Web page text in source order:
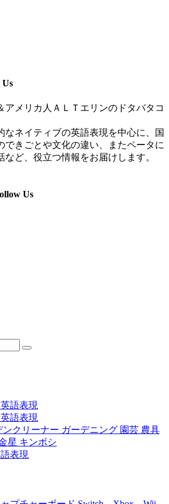
アメリカ人ＡＬＴエリンのドタバタコ
なネイティブの英語表現を中心に、国
できごとや文化の違い、またペータに
など、役立つ情報をお届けします。
Us
語表現
語表現
ンクリーナー ガーデニング 園芸 農具
星 キンボシ
表現